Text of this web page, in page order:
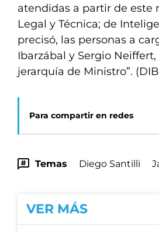
atendidas a partir de este
Legal y Técnica; de
precisó, las personas a
Ibarzábal y Sergio
jerarquía de Ministro”.
Para compartir en redes
Temas Diego Santilli
VER MÁS